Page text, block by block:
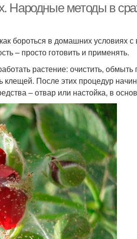
Народные методы в
бороться в домашних условиях с
– просто готовить и применять.
растение: очистить,
После этих процедур
– отвар или настойка, в